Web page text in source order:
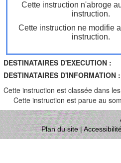
Cette instruction n'abroge
instruction.
Cette instruction ne modifie
instruction.
DESTINATAIRES D'EXECUTION :
DESTINATAIRES D'INFORMATION :
Cette instruction est classée dans
Cette instruction est parue au
Plan du site|